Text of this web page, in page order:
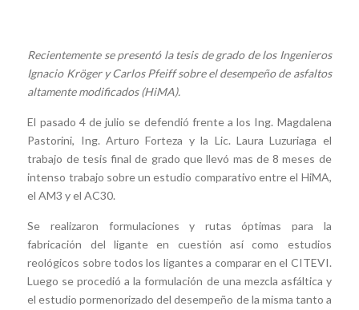
Recientemente se presentó la tesis de grado de los Ingenieros
Ignacio Kröger y Carlos Pfeiff sobre el desempeño de asfaltos
altamente modificados (HiMA).
El pasado 4 de julio se defendió frente a los Ing. Magdalena
Pastorini, Ing. Arturo Forteza y la Lic. Laura Luzuriaga el
trabajo de tesis final de grado que llevó mas de 8 meses de
intenso trabajo sobre un estudio comparativo entre el HiMA,
el AM3 y el AC30.
Se realizaron formulaciones y rutas óptimas para la
fabricación del ligante en cuestión así como estudios
reológicos sobre todos los ligantes a comparar en el CITEVI.
Luego se procedió a la formulación de una mezcla asfáltica y
el estudio pormenorizado del desempeño de la misma tanto a